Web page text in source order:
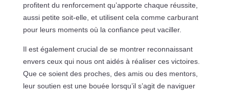
profitent du renforcement qu’apporte chaque réussite,
aussi petite soit-elle, et utilisent cela comme carburant
pour leurs moments où la confiance peut vaciller.
Il est également crucial de se montrer reconnaissant
envers ceux qui nous ont aidés à réaliser ces victoires.
Que ce soient des proches, des amis ou des mentors,
leur soutien est une bouée lorsqu’il s’agit de naviguer